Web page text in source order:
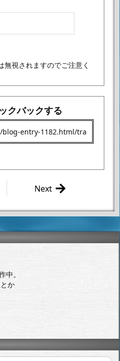
無視されますのでご注意く
クバックする
ビルマンサー
感想
Next
中。
か